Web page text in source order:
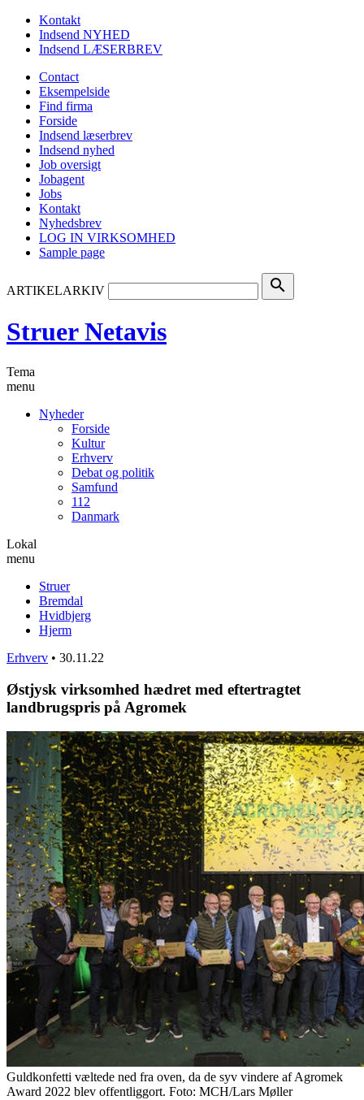
Kontakt
Indsend NYHED
Indsend LÆSERBREV
Contact
Eksempelside
Find firma
Forside
Indsend læserbrev
Indsend nyhed
Job oversigt
Jobagent
Jobs
Kontakt
Nyhedsbrev
LOG IN VIRKSOMHED
Sample page
ARTIKELARKIV search
Struer Netavis
Tema
menu
Nyheder
Forside
Kultur
Erhverv
Debat og politik
Samfund
112
Danmark
Lokal
menu
Struer
Bremdal
Hvidbjerg
Hjerm
Erhverv • 30.11.22
Østjysk virksomhed hædret med eftertragtet
landbrugspris på Agromek
Guldkonfetti væltede ned fra oven, da de syv vindere af Agromek
Award 2022 blev offentliggort. Foto: MCH/Lars Møller